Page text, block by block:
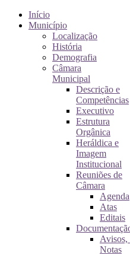
Início
Município
Localização
História
Demografia
Câmara
Municipal
Descrição e
Competências
Executivo
Estrutura
Orgânica
Heráldica e
Imagem
Institucional
Reuniões de
Câmara
Agenda
Atas
Editais
Avisos,
Notas